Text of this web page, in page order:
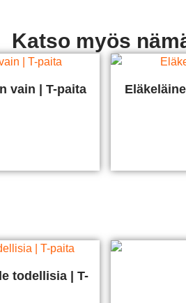
Katso myös
vain | T-paita
todellisia | T-